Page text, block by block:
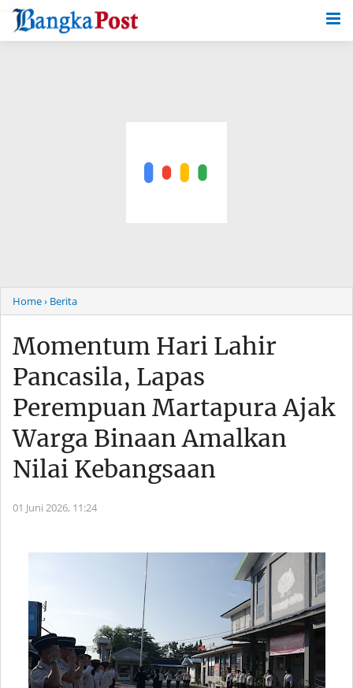
-->
Home› Berita
Momentum Hari Lahir
Pancasila, Lapas
Perempuan Martapura Ajak
Warga Binaan Amalkan
Nilai Kebangsaan
01 Juni 2026, 11:24